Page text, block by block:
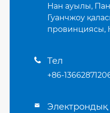
Нан ауылы,
Гуанчжоу
провинциясы,
 Тел
+86-
